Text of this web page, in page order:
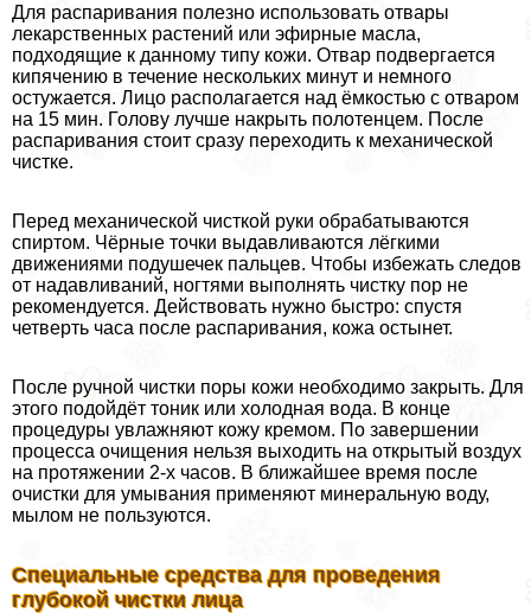
Для распаривания полезно использовать отвары
лекарственных растений или эфирные масла,
подходящие к данному типу кожи. Отвар подвергается
кипячению в течение нескольких минут и немного
остужается. Лицо располагается над ёмкостью с отваром
на 15 мин. Голову лучше накрыть полотенцем. После
распаривания стоит сразу переходить к механической
чистке.
Перед механической чисткой руки обpaбатываются
спиртом. Чёрные точки выдавливаются лёгкими
движениями подушечек пальцев. Чтобы избежать следов
от надавливаний, ногтями выполнять чистку пор не
рекомендуется. Действовать нужно быстро: спустя
четверть часа после распаривания, кожа остынет.
После ручной чистки поры кожи необходимо закрыть. Для
этого подойдёт тоник или холодная вода. В конце
процедуры увлажняют кожу кремом. По завершении
процесса очищения нельзя выходить на открытый воздух
на протяжении 2-х часов. В ближайшее время после
очистки для умывания применяют минеральную воду,
мылом не пользуются.
Специальные средства для проведения
глубокой чистки лица